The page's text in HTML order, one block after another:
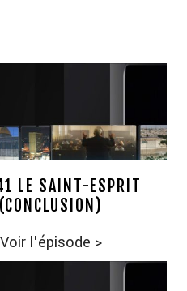
LE SAINT-ESPRIT
(CONCLUSION)
Voir l'épisode >